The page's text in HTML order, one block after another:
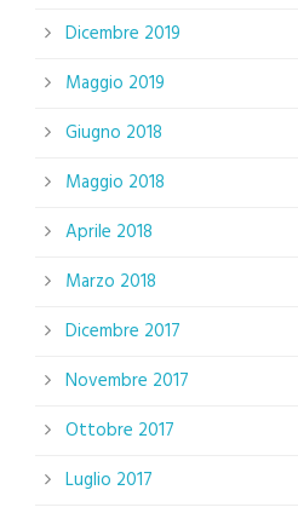
Dicembre 2019
Maggio 2019
Giugno 2018
Maggio 2018
Aprile 2018
Marzo 2018
Dicembre 2017
Novembre 2017
Ottobre 2017
Luglio 2017